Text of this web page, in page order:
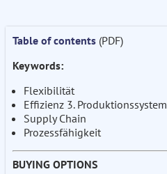
Table of contents (PDF)
Keywords:
Flexibilität
Effizienz 3. Produktionssystem
Supply Chain
Prozessfähigkeit
BUYING OPTIONS